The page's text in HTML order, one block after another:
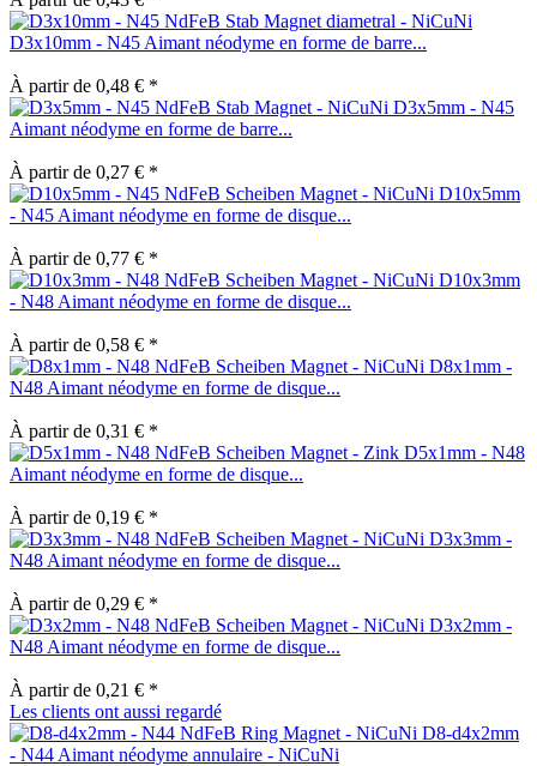
D3x10mm - N45 Aimant néodyme en forme de barre...
À partir de 0,48 € *
D3x5mm - N45
Aimant néodyme en forme de barre...
À partir de 0,27 € *
D10x5mm
- N45 Aimant néodyme en forme de disque...
À partir de 0,77 € *
D10x3mm
- N48 Aimant néodyme en forme de disque...
À partir de 0,58 € *
D8x1mm -
N48 Aimant néodyme en forme de disque...
À partir de 0,31 € *
D5x1mm - N48
Aimant néodyme en forme de disque...
À partir de 0,19 € *
D3x3mm -
N48 Aimant néodyme en forme de disque...
À partir de 0,29 € *
D3x2mm -
N48 Aimant néodyme en forme de disque...
À partir de 0,21 € *
Les clients ont aussi regardé
D8-d4x2mm
- N44 Aimant néodyme annulaire - NiCuNi